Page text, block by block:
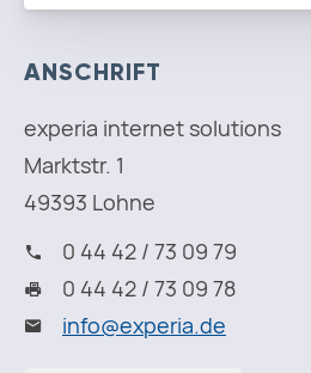
ANSCHRIFT
experia internet solutions
Marktstr. 1
49393 Lohne
0 44 42 / 73 09 79
0 44 42 / 73 09 78
info@experia.de